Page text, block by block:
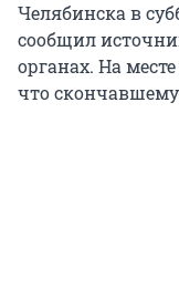
Челябинска в
сообщил
органах. На
что